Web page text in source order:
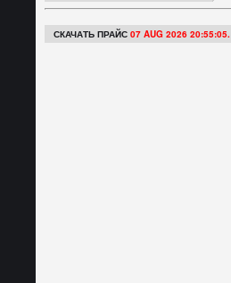
СКАЧАТЬ ПРАЙС 07 AUG 2026 20:55:05.